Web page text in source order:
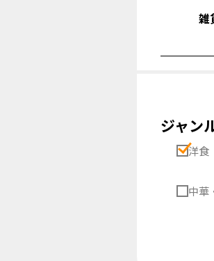
雑
ジャン
洋食
中華